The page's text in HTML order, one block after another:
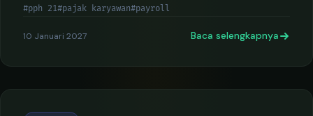
#pph 21#pajak karyawan#payroll
10 Januari 2027 Baca selengkapnya